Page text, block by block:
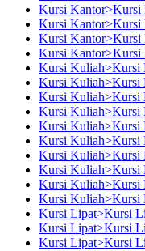
Kursi Kantor>Kursi
Kursi Kantor>Kursi
Kursi Kantor>Kursi
Kursi Kantor>Kursi
Kursi Kuliah>Kursi
Kursi Kuliah>Kursi
Kursi Kuliah>Kursi
Kursi Kuliah>Kursi
Kursi Kuliah>Kursi
Kursi Kuliah>Kursi
Kursi Kuliah>Kursi
Kursi Kuliah>Kursi
Kursi Kuliah>Kursi
Kursi Kuliah>Kursi
Kursi Lipat>Kursi
Kursi Lipat>Kursi
Kursi Lipat>Kursi